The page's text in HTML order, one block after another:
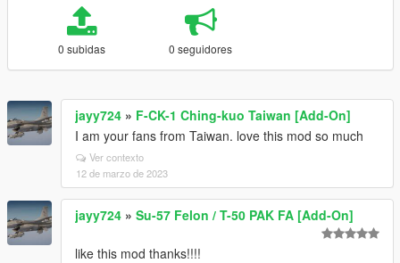
0 subidas 0 seguidores
jayy724 » F-CK-1 Ching-kuo Taiwan [Add-On]
I am your fans from Taiwan. love this mod so much
Ver contexto
12 de marzo de 2023
jayy724 » Su-57 Felon / T-50 PAK FA [Add-On]
like this mod thanks!!!!